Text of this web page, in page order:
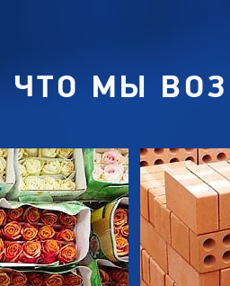
ЧТО МЫ